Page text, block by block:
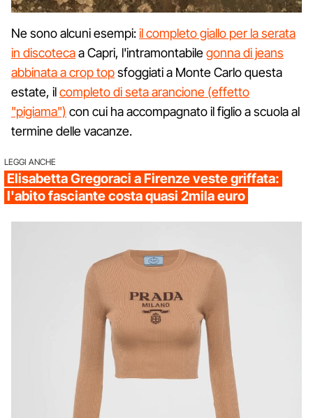
Ne sono alcuni esempi:il completo giallo per la serata
in discotecaa Capri, l'intramontabilegonna di jeans
abbinata a crop topsfoggiati a Monte Carlo questa
estate, ilcompleto di seta arancione (effetto
"pigiama") con cui ha accompagnato il figlio a scuola al
termine delle vacanze.
LEGGI ANCHE
Elisabetta Gregoraci a Firenze veste griffata:
l'abito fasciante costa quasi 2mila euro